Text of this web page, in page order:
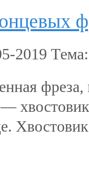
2019
фреза,